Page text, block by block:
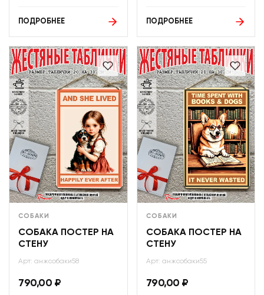
ПОДРОБНЕЕ ПОДРОБНЕЕ
СОБАКИ
СОБАКА ПОСТЕР НА
СТЕНУ
Арт: анжсобаки58
790,00 ₽
СОБАКИ
СОБАКА ПОСТЕР НА
СТЕНУ
Арт: анжсобаки55
790,00 ₽